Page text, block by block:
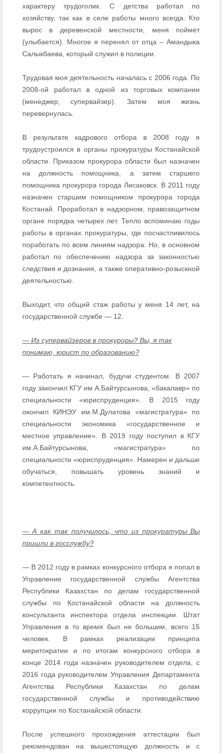
характеру трудоголик. С детства работал по
хозяйству, так как в селе работы много всегда. Кто
вырос в деревенской местности, меня поймет
(улыбается). Многое я перенял от отца – Амандыка
Салыкбаева, который служил в полиции.
Трудовая моя деятельность началась с 2006 года. По
2008-ой работал в одной из торговых компании
(менеджер, супервайзер). Затем моя жизнь
перевернулась.
В результате кадрового отбора в 2008 году я
трудоустроился в органы прокуратуры Костанайской
области. Приказом прокурора области был назначен
на должность помощника, а затем старшего
помощника прокурора города Лисаковск. В 2011 году
назначен старшим помощником прокурора города
Костанай. Проработал в надзорном, правозащитном
органе порядка четырех лет. Тепло вспоминаю годы
работы в органах прокуратуры, где посчастливилось
поработать по всем линиям надзора. Но, в основном
работал по обеспечению надзора за законностью
следствия и дознания, а также оперативно-розыскной
деятельностью.
Выходит, что общий стаж работы у меня 14 лет, на
государственной службе — 12.
— Из супервайзеров в прокуроры? Вы, я так
понимаю, юрист по образованию?
— Работать я начинал, будучи студентом. В 2007
году закончил КГУ им А.Байтурсынова, «бакалавр» по
специальности «юриспруденция». В 2015 году
окончил КИНЭУ им.М.Дулатова «магистратура» по
специальности экономика «государственное и
местное управление». В 2019 году поступил в КГУ
им.А.Байтурсынова, «магистратура» по
специальности «юриспруденция». Намерен и дальше
обучаться, повышать уровень знаний и
компетентность.
— А как так получилось, что из прокуратуры Вы
пришли в госслужбу?
— В 2012 году в рамках конкурсного отбора я попал в
Управление государственной службы Агентства
Республики Казахстан по делам государственной
службы по Костанайской области на должность
консультанта инспектора отдела инспекции. Штат
Управления в то время был не большим, всего 15
человек. В рамках реализации принципа
меритократии и по итогам конкурсного отбора в
конце 2014 года назначен руководителем отдела, с
2016 года руководителем Управления Департамента
Агентства Республики Казахстан по делам
государственной службы и противодействию
коррупции по Костанайской области.
После успешного прохождения аттестации был
рекомендован на вышестоящую должность и с